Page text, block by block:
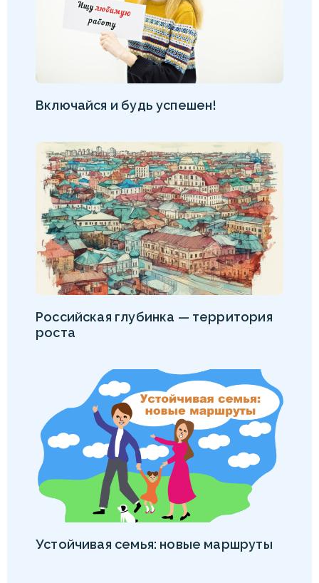
Включайся и будь успешен!
Российская глубинка — территория
роста
Устойчивая семья: новые маршруты